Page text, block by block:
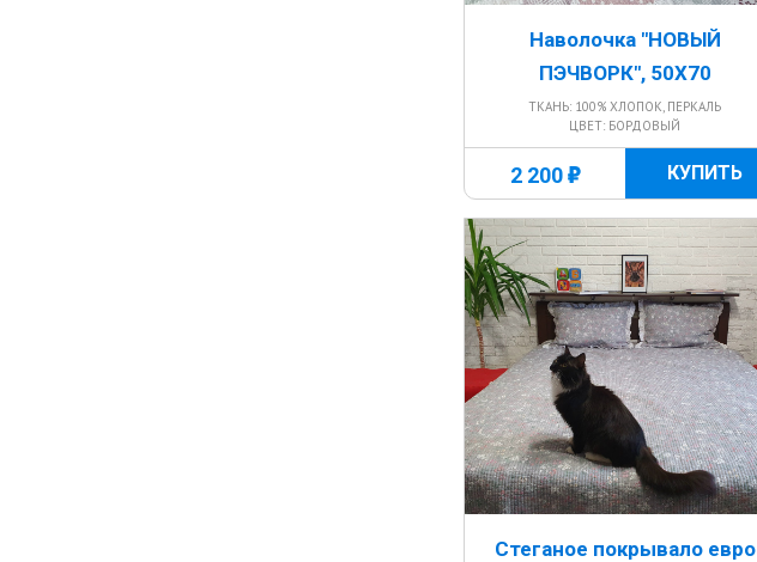
Наволочка "НОВЫЙ
ПЭЧВОРК", 50Х70
ТКАНЬ: 100% ХЛОПОК, ПЕРКАЛЬ
ЦВЕТ: БОРДОВЫЙ
2 200г КУПИТЬ
Стеганое покрывало евро